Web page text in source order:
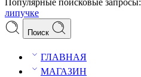
Популярные поисковые запросы:
липучке
Поиск
ГЛАВНАЯ
МАГАЗИН